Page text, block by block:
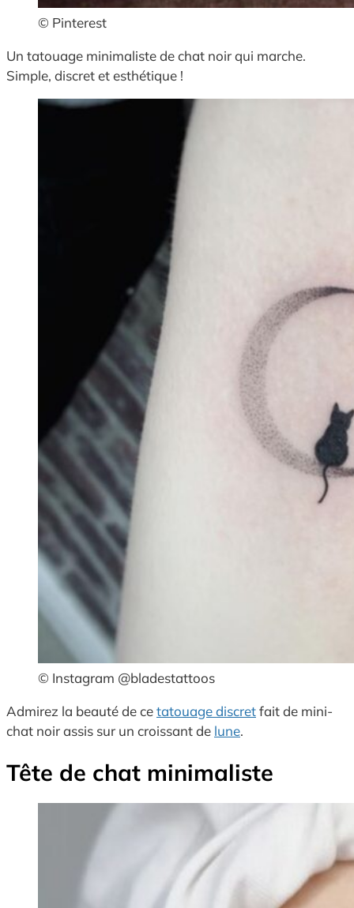
© Pinterest
Un tatouage minimaliste de chat noir qui marche.
Simple, discret et esthétique !
© Instagram @bladestattoos
Admirez la beauté de cetatouage discretfait de mini-
chat noir assis sur un croissant de lune.
Tête de chat minimaliste